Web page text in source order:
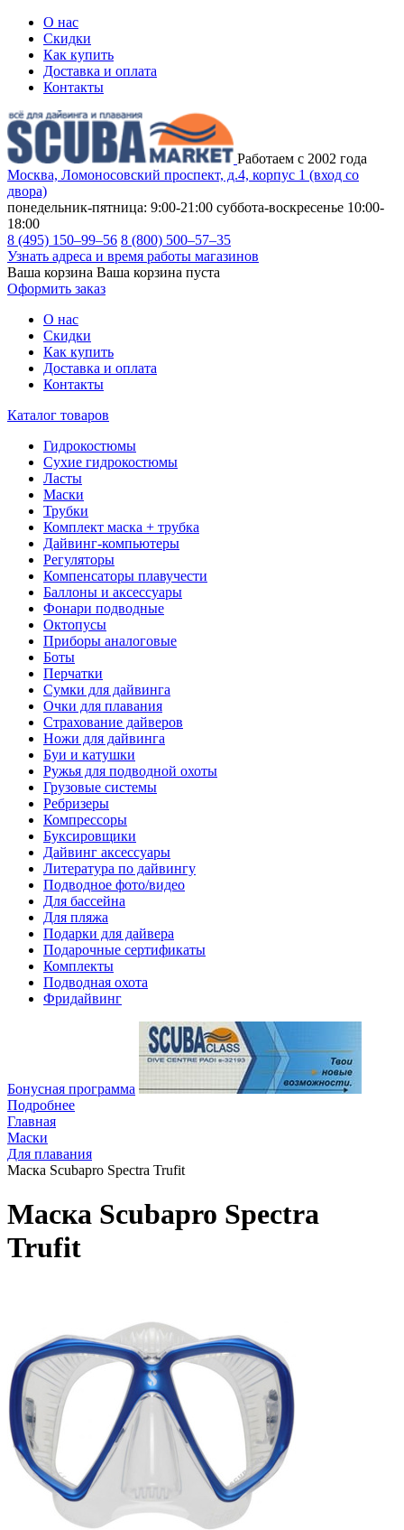
О нас
Скидки
Как купить
Доставка и оплата
Контакты
Работаем с 2002 года
Москва, Ломоносовский проспект, д.4, корпус 1 (вход со
двора)
понедельник-пятница: 9:00-21:00 суббота-воскресенье 10:00-
18:00
8 (495) 150–99–56 8 (800) 500–57–35
Узнать адреса и время работы магазинов
Ваша корзина Ваша корзина пуста
Оформить заказ
О нас
Скидки
Как купить
Доставка и оплата
Контакты
Каталог товаров
Гидрокостюмы
Сухие гидрокостюмы
Ласты
Маски
Трубки
Комплект маска + трубка
Дайвинг-компьютеры
Регуляторы
Компенсаторы плавучести
Баллоны и аксессуары
Фонари подводные
Октопусы
Приборы аналоговые
Боты
Перчатки
Сумки для дайвинга
Очки для плавания
Страхование дайверов
Ножи для дайвинга
Буи и катушки
Ружья для подводной охоты
Грузовые системы
Ребризеры
Компрессоры
Буксировщики
Дайвинг аксессуары
Литература по дайвингу
Подводное фото/видео
Для бассейна
Для пляжа
Подарки для дайвера
Подарочные сертификаты
Комплекты
Подводная охота
Фридайвинг
Бонусная программа
Подробнее
Главная
Маски
Для плавания
Маска Scubapro Spectra Trufit
Маска Scubapro Spectra
Trufit